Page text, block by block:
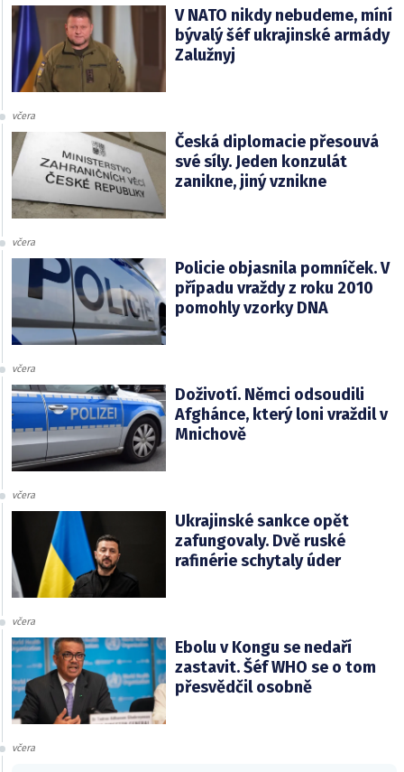
V NATO nikdy nebudeme, míní
bývalý šéf ukrajinské armády
Zalužnyj
včera
Česká diplomacie přesouvá
své síly. Jeden konzulát
zanikne, jiný vznikne
včera
Policie objasnila pomníček. V
případu vraždy z roku 2010
pomohly vzorky DNA
včera
Doživotí. Němci odsoudili
Afghánce, který loni vraždil v
Mnichově
včera
Ukrajinské sankce opět
zafungovaly. Dvě ruské
rafinérie schytaly úder
včera
Ebolu v Kongu se nedaří
zastavit. Šéf WHO se o tom
přesvědčil osobně
včera